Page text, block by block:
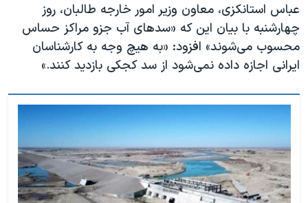
عباس استانکزی، معاون وزیر امور خارجه طالبان، روز
چهارشنبه با بیان این که «سدهای آب جزو مراکز حساس
محسوب می‌شوند» افزود: «به هیچ وجه به کارشناسان
ایرانی اجازه داده نمی‌شود از سد کجکی بازدید کنند.»